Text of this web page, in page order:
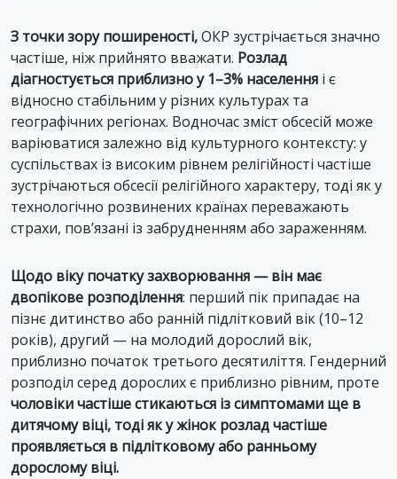
З точки зору поширеності,ОКР зустрічається значно
частіше, ніж прийнято вважати. Розлад
діагностується приблизно у 1–3% населення і є
відносно стабільним у різних культурах та
географічних регіонах. Водночас зміст обсесій може
варіюватися залежно від культурного контексту: у
суспільствах із високим рівнем релігійності частіше
зустрічаються обсесії релігійного характеру, тоді як у
технологічно розвинених країнах переважають
страхи, пов’язані із забрудненням або зараженням.
Щодо віку початку захворювання — він має
двопікове розподілення: перший пік припадає на
пізнє дитинство або ранній підлітковий вік (10–12
років), другий — на молодий дорослий вік,
приблизно початок третього десятиліття. Гендерний
розподіл серед дорослих є приблизно рівним, проте
чоловіки частіше стикаються із симптомами ще в
дитячому віці, тоді як у жінок розлад частіше
проявляється в підлітковому або ранньому
дорослому віці.